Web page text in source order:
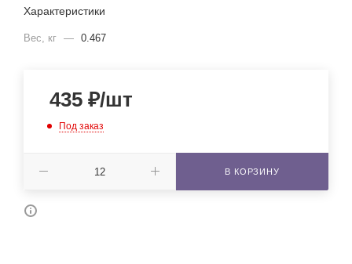
Характеристики
Вес, кг — 0.467
435 ₽/шт
Под заказ
В КОРЗИНУ